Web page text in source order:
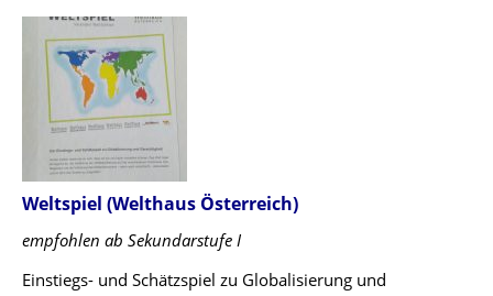
Weltspiel (Welthaus Österreich)
empfohlen ab Sekundarstufe I
Einstiegs- und Schätzspiel zu Globalisierung und